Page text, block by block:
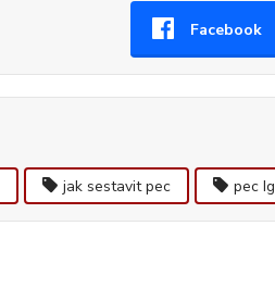
Facebook
jak sestavit pec pec